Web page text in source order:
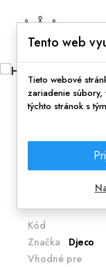
Domov
Hracia
Hracia
malú
Kód
Značka
Djeco
Vhodné pre
Tento web
Tieto webové
zariadenie súbory,
týchto stránok s